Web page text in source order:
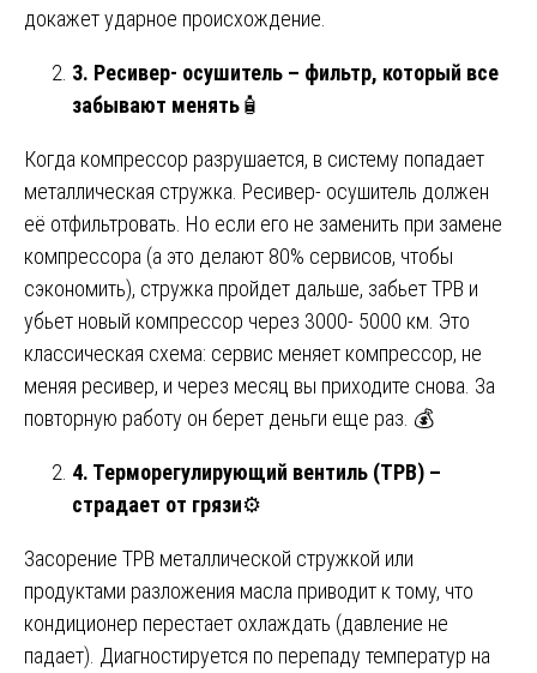
докажет ударное происхождение.
3. Ресивер- осушитель – фильтр, который все
забывают менять🧴
Когда компрессор разрушается, в систему попадает
металлическая стружка. Ресивер- осушитель должен
её отфильтровать. Но если его не заменить при замене
компрессора (а это делают 80% сервисов, чтобы
сэкономить), стружка пройдет дальше, забьет ТРВ и
убьет новый компрессор через 3000- 5000 км. Это
классическая схема: сервис меняет компрессор, не
меняя ресивер, и через месяц вы приходите снова. За
повторную работу он берет деньги еще раз. 💰
4. Терморегулирующий вентиль (ТРВ) –
страдает от грязи⚙️
Засорение ТРВ металлической стружкой или
продуктами разложения масла приводит к тому, что
кондиционер перестает охлаждать (давление не
падает). Диагностируется по перепаду температур на